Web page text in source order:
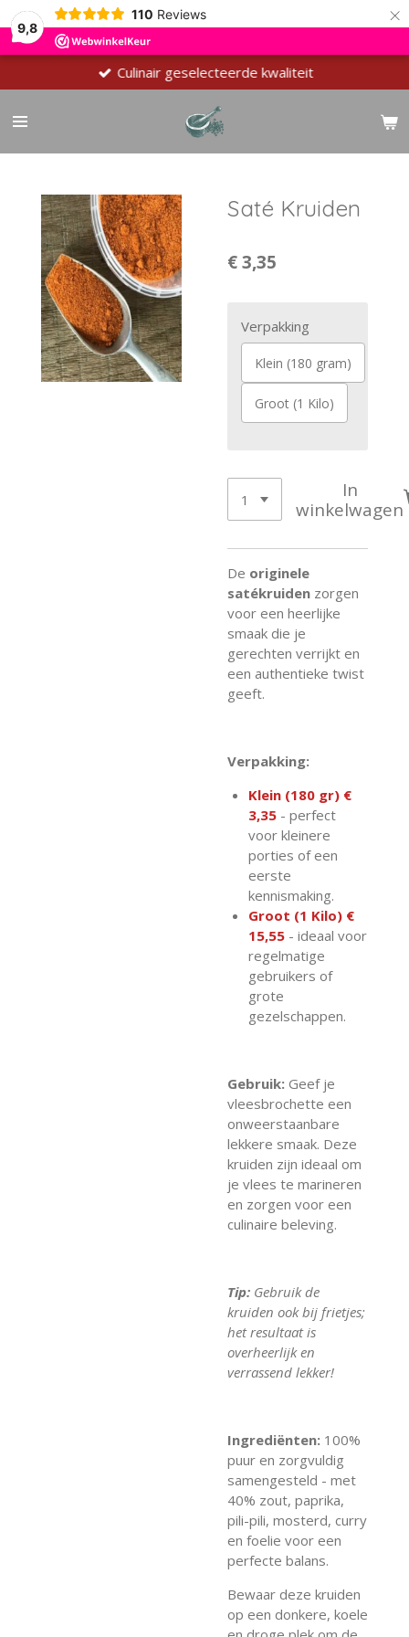
9,8
110 Reviews ×
Culinair geselecteerde kwaliteit
Saté Kruiden
€ 3,35
Verpakking
Klein (180 gram)
Groot (1 Kilo)
In
winkelwagen
De originele
satékruiden zorgen
voor een heerlijke
smaak die je
gerechten verrijkt en
een authentieke twist
geeft.
Verpakking:
Klein (180 gr) €
3,35- perfect
voor kleinere
porties of een
eerste
kennismaking.
Groot (1 Kilo) €
15,55- ideaal voor
regelmatige
gebruikers of
grote
gezelschappen.
Gebruik: Geef je
vleesbrochette een
onweerstaanbare
lekkere smaak. Deze
kruiden zijn ideaal om
je vlees te marineren
en zorgen voor een
culinaire beleving.
Tip: Gebruik de
kruiden ook bij frietjes;
het resultaat is
overheerlijk en
verrassend lekker!
Ingrediënten: 100%
puur en zorgvuldig
samengesteld - met
40% zout, paprika,
pili-pili, mosterd, curry
en foelie voor een
perfecte balans.
Bewaar deze kruiden
op een donkere, koele